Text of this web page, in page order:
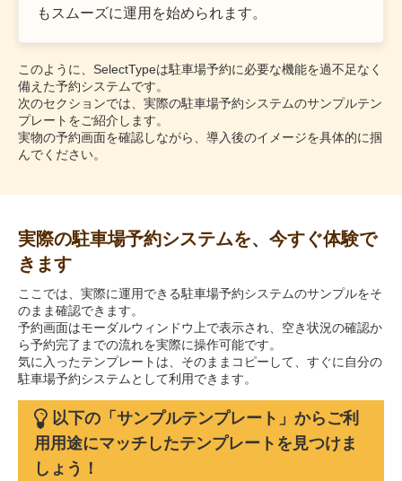
もスムーズに運用を始められます。
このように、SelectTypeは駐車場予約に必要な機能を過不足なく
備えた予約システムです。
次のセクションでは、実際の駐車場予約システムのサンプルテン
プレートをご紹介します。
実物の予約画面を確認しながら、導入後のイメージを具体的に掴
んでください。
実際の駐車場予約システムを、今すぐ体験で
きます
ここでは、実際に運用できる駐車場予約システムのサンプルをそ
のまま確認できます。
予約画面はモーダルウィンドウ上で表示され、空き状況の確認か
ら予約完了までの流れを実際に操作可能です。
気に入ったテンプレートは、そのままコピーして、すぐに自分の
駐車場予約システムとして利用できます。
以下の「サンプルテンプレート」からご利
用用途にマッチしたテンプレートを見つけま
しょう！